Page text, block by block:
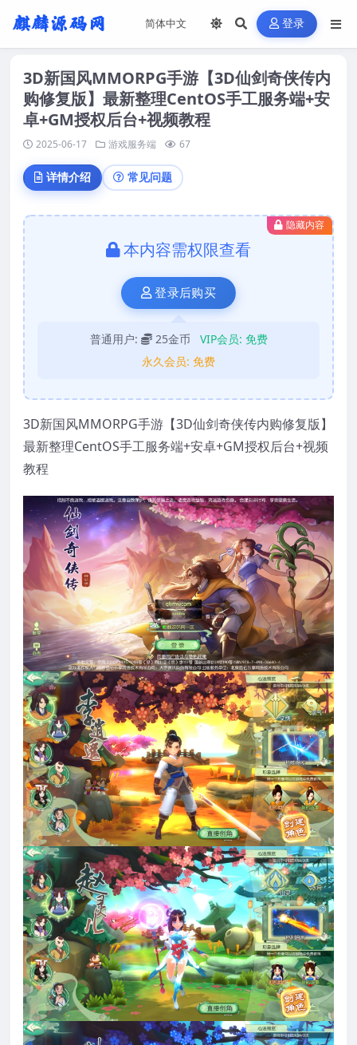
登录
3D新国风MMORPG手游【3D仙剑奇侠传内
购修复版】最新整理CentOS手工服务端+安
卓+GM授权后台+视频教程
2025-06-17 游戏服务端 67
详情介绍 常见问题
隐藏内容
本内容需权限查看
登录后购买
普通用户: 25金币 VIP会员: 免费
永久会员: 免费
3D新国风MMORPG手游【3D仙剑奇侠传内购修复版】
最新整理CentOS手工服务端+安卓+GM授权后台+视频
教程